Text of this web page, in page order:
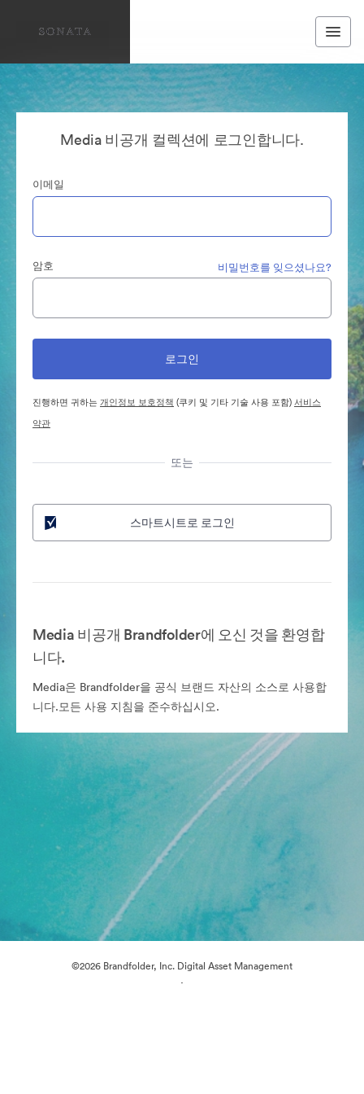
Media 비공개 컬렉션에 로그인합니다.
이메일
암호 비밀번호를 잊으셨나요?
진행하면 귀하는개인정보 보호정책 (쿠키 및 기타 기술 사용 포함)서비스
약관
또는
스마트시트로 로그인
Media 비공개 Brandfolder에 오신 것을 환영합
니다.
Media은 Brandfolder을 공식 브랜드 자산의 소스로 사용합
니다.모든 사용 지침을 준수하십시오.
©2026 Brandfolder, Inc. Digital Asset Management
·